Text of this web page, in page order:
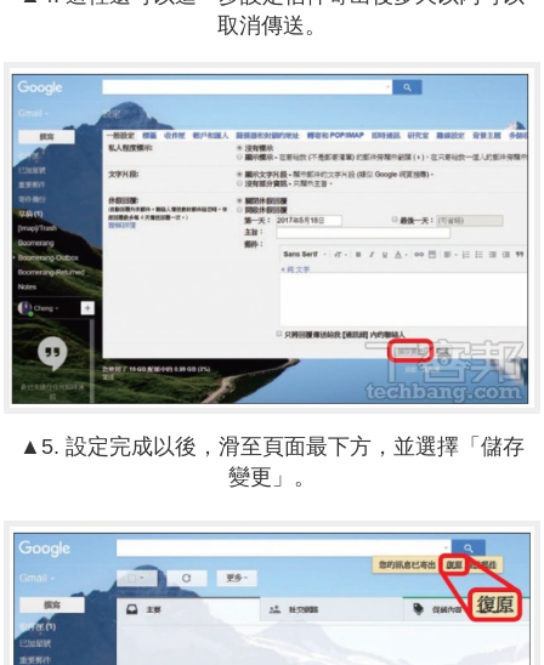
取消傳送。
▲5. 設定完成以後，滑至頁面最下方，並選擇「儲存
變更」。